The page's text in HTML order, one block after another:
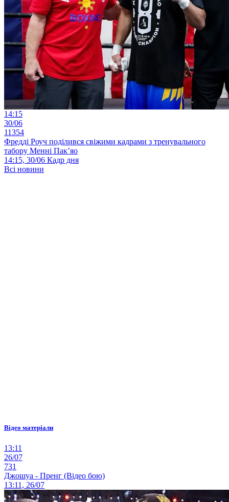
14:15
30/06
11354
Фредді Роуч поділився свіжими кадрами з тренувального
табору Менні Пак’яо
14:15, 30/06 Кадр дня
Всі новини
Відео матеріали
13:11
26/07
731
Джошуа - Пренг (Відео бою)
13:11, 26/07